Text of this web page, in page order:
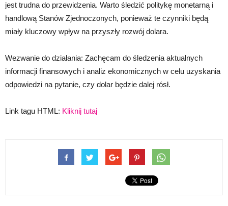
jest trudna do przewidzenia. Warto śledzić politykę monetarną i
handlową Stanów Zjednoczonych, ponieważ te czynniki będą
miały kluczowy wpływ na przyszły rozwój dolara.
Wezwanie do działania: Zachęcam do śledzenia aktualnych
informacji finansowych i analiz ekonomicznych w celu uzyskania
odpowiedzi na pytanie, czy dolar będzie dalej rósł.
Link tagu HTML: Kliknij tutaj